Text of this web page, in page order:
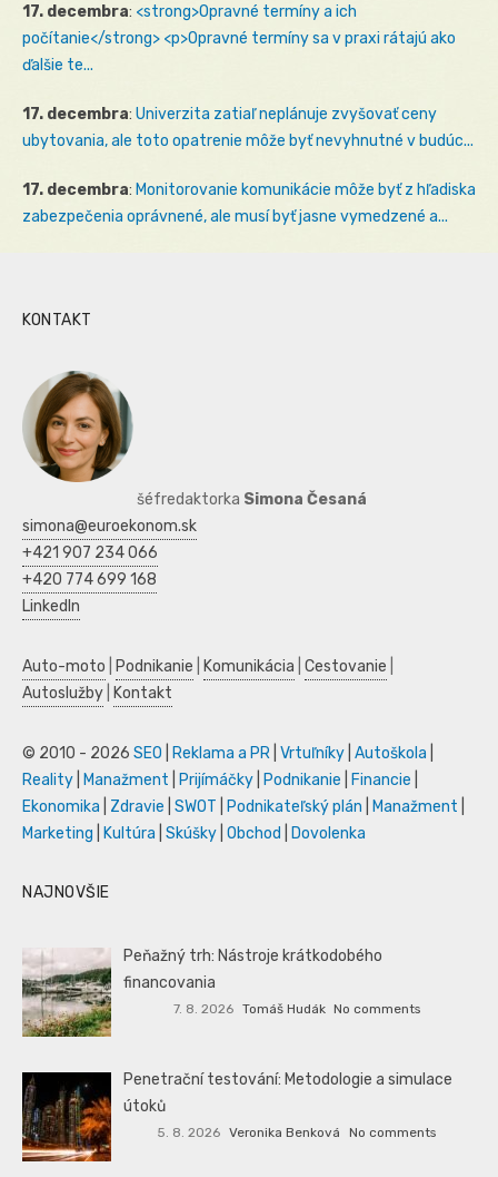
17. decembra: <strong>Opravné termíny a ich
počítanie</strong> <p>Opravné termíny sa v praxi rátajú ako
ďalšie te...
17. decembra: Univerzita zatiaľ neplánuje zvyšovať ceny
ubytovania, ale toto opatrenie môže byť nevyhnutné v budúc...
17. decembra: Monitorovanie komunikácie môže byť z hľadiska
zabezpečenia oprávnené, ale musí byť jasne vymedzené a...
KONTAKT
šéfredaktorka Simona Česaná
simona@euroekonom.sk
+421 907 234 066
+420 774 699 168
LinkedIn
Auto-moto Podnikanie Komunikácia Cestovanie
Autoslužby
Kontakt
© 2010 - 2026 SEO Reklama a PR Vrtuľníky Autoškola
Reality
Manažment Prijímáčky Podnikanie Financie
Ekonomika
Zdravie SWOT Podnikateľský plán Manažment
Marketing
Kultúra Skúšky Obchod Dovolenka
NAJNOVŠIE
Peňažný trh: Nástroje krátkodobého
financovania
7. 8. 2026 Tomáš Hudák No comments
Penetrační testování: Metodologie a simulace
útoků
5. 8. 2026 Veronika Benková No comments